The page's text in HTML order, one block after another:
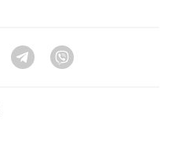
Twitter Telegram